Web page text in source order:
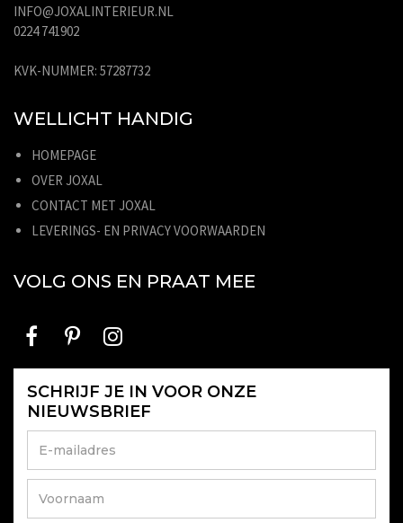
INFO@JOXALINTERIEUR.NL
0224 741902
KVK-NUMMER: 57287732
WELLICHT HANDIG
HOMEPAGE
OVER JOXAL
CONTACT MET JOXAL
LEVERINGS- EN PRIVACY VOORWAARDEN
VOLG ONS EN PRAAT MEE
SCHRIJF JE IN VOOR ONZE
NIEUWSBRIEF